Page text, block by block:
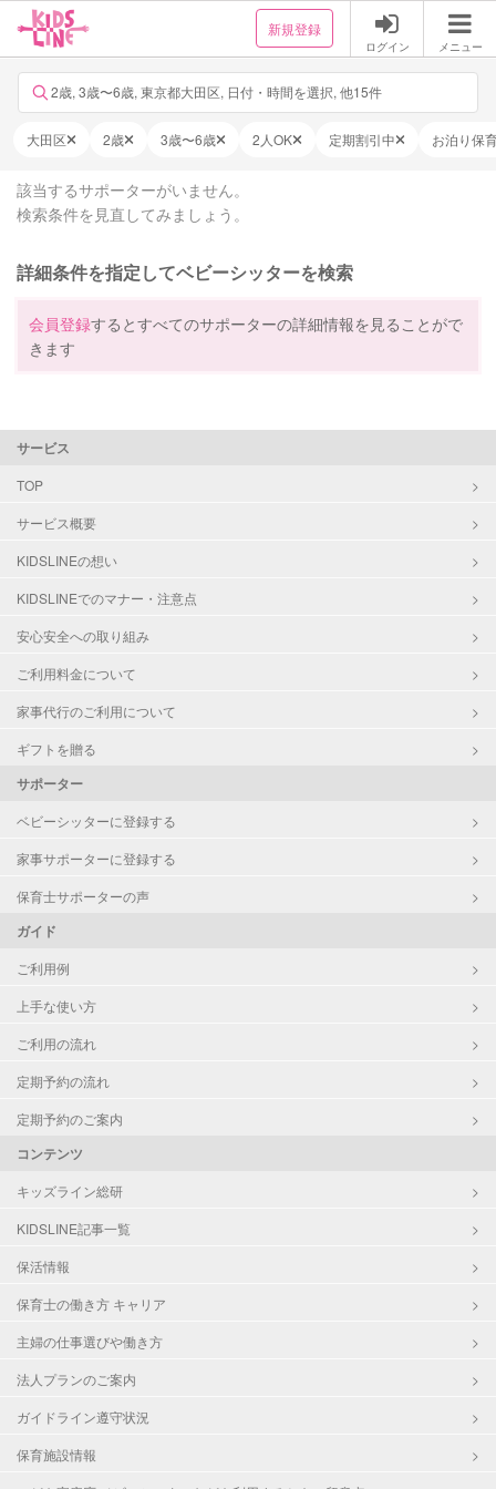
新規登録
ログイン メニュー
2歳, 3歳〜6歳, 東京都大田区, 日付・時間を選択, 他15件
大田区 2歳 3歳〜6歳 2人OK 定期割引中 お泊り保
該当するサポーターがいません。
検索条件を見直してみましょう。
詳細条件を指定してベビーシッターを検索
会員登録するとすべてのサポーターの詳細情報を見ることがで
きます
サービス
TOP
サービス概要
KIDSLINEの想い
KIDSLINEでのマナー・注意点
安心安全への取り組み
ご利用料金について
家事代行のご利用について
ギフトを贈る
サポーター
ベビーシッターに登録する
家事サポーターに登録する
保育士サポーターの声
ガイド
ご利用例
上手な使い方
ご利用の流れ
定期予約の流れ
定期予約のご案内
コンテンツ
キッズライン総研
KIDSLINE記事一覧
保活情報
保育士の働き方 キャリア
主婦の仕事選びや働き方
法人プランのご案内
ガイドライン遵守状況
保育施設情報